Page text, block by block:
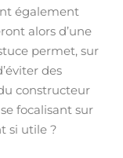
également
alors d’une
permet, sur
des
constructeur
focalisant sur
si utile ?